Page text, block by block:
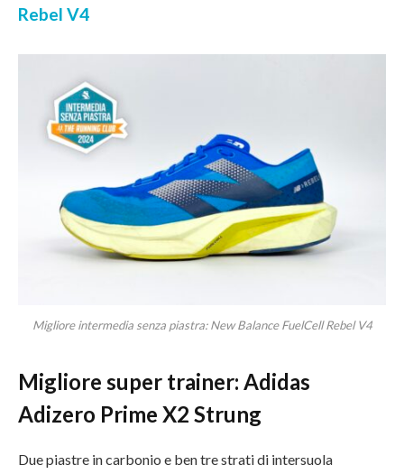
Rebel V4
Migliore intermedia senza piastra: New Balance FuelCell Rebel V4
Migliore super trainer: Adidas
Adizero Prime X2 Strung
Due piastre in carbonio e ben tre strati di intersuola